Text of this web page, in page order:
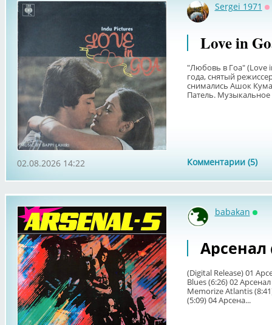
Sergei 1971
Love in
"Любовь в Гоа" (Love
года, снятый
снимались Ашок
Патель.
Комментарии (5)
02.08.2026 14:22
babakan
Арсенал
(Digital Release) 01
Blues (6:26) 02
Memorize Atlantis
(5:09) 04 Арсена...